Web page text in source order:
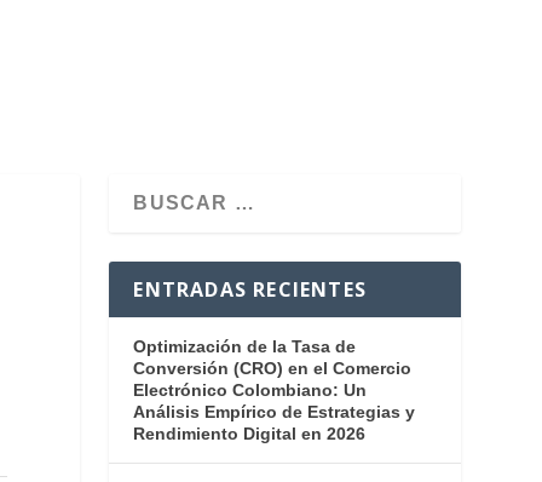
ENTRADAS RECIENTES
Optimización de la Tasa de
Conversión (CRO) en el Comercio
Electrónico Colombiano: Un
Análisis Empírico de Estrategias y
Rendimiento Digital en 2026